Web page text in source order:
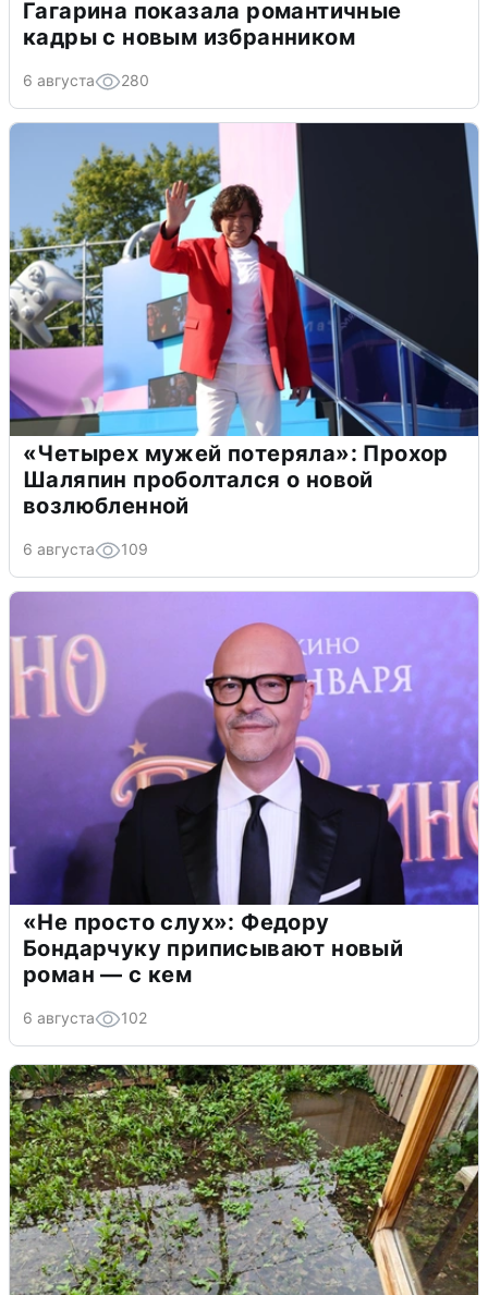
Гагарина показала романтичные
кадры с новым избранником
6 августа 280
«Четырех мужей потеряла»: Прохор
Шаляпин проболтался о новой
возлюбленной
6 августа 109
«Не просто слух»: Федору
Бондарчуку приписывают новый
роман — с кем
6 августа 102